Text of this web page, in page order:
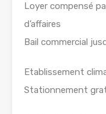
Loyer compensé
d’affaires
Bail commercial
Etablissement
Stationnement